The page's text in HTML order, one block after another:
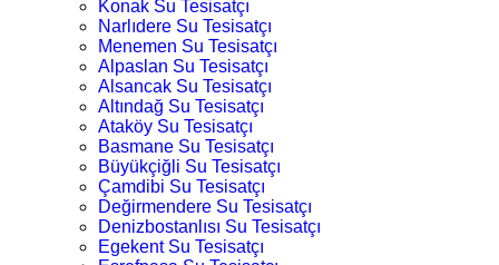
Konak Su Tesisatçı
Narlıdere Su Tesisatçı
Menemen Su Tesisatçı
Alpaslan Su Tesisatçı
Alsancak Su Tesisatçı
Altındağ Su Tesisatçı
Ataköy Su Tesisatçı
Basmane Su Tesisatçı
Büyükçiğli Su Tesisatçı
Çamdibi Su Tesisatçı
Değirmendere Su Tesisatçı
Denizbostanlısı Su Tesisatçı
Egekent Su Tesisatçı